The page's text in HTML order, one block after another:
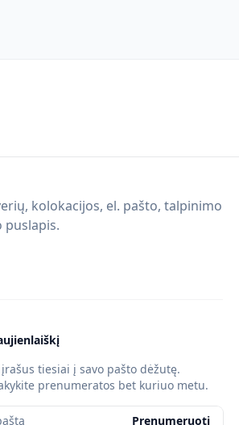
kolokacijos, el. pašto, talpinimo
tiesiai į savo pašto dėžutę.
prenumeratos bet kuriuo metu.
Prenumeruoti